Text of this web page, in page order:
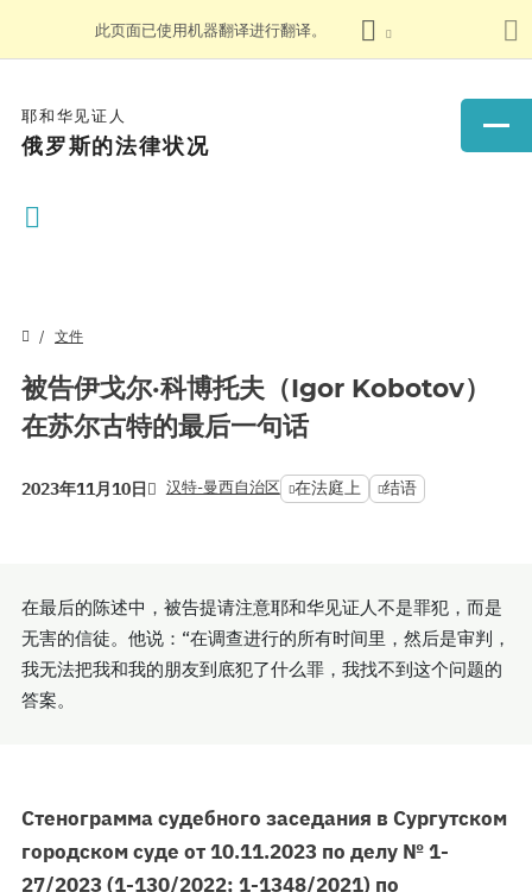
此页面已使用机器翻译进行翻译。
耶和华见证人
俄罗斯的法律状况
文件
被告伊戈尔·科博托夫（Igor Kobotov）
在苏尔古特的最后一句话
2023年11月10日 汉特-曼西自治区 在法庭上 结语
在最后的陈述中，被告提请注意耶和华见证人不是罪犯，而是
无害的信徒。他说：“在调查进行的所有时间里，然后是审判，
我无法把我和我的朋友到底犯了什么罪，我找不到这个问题的
答案。
Стенограмма судебного заседания в Сургутском
городском суде от 10.11.2023 по делу № 1-
27/2023 (1-130/2022; 1-1348/2021) по